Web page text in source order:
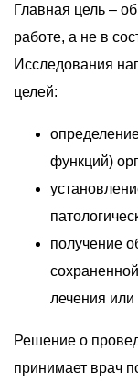
Главная цель –
работе, а не в
Исследования
целей:
функций)
получение
лечения
Решение о
принимает врач